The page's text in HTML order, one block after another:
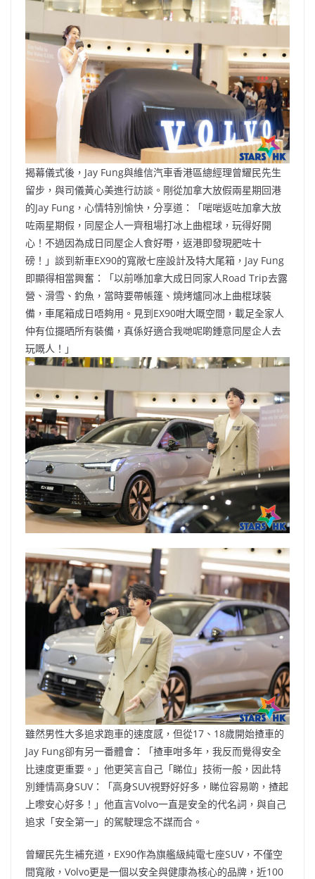
揭幕儀式後，Jay Fung與維信汽車香港區總經理曾耀民先生
留步，與司儀黃心美進行訪談。剛從加拿大放假兩星期回港
的Jay Fung，心情特別愉快，分享道：「啱啱返咗加拿大放
咗兩星期假，同屋企人一齊租場打冰上曲棍球，玩得好開
心！不過因為成日同屋企人食好嘢，返港即發現肥咗十
磅！」談到新車EX90的寬敞七座設計及特大尾箱，Jay Fung
即顯得相當興奮：「以前喺加拿大成日同家人Road Trip去露
營、滑雪、釣魚，當時要帶帳篷、燒烤爐同冰上曲棍球裝
備，車尾箱成日唔夠用。見到EX90咁大嘅空間，載足全家人
仲有位擺晒所有裝備，真係好適合我哋呢啲鍾意同屋企人去
玩嘅人！」
雖然男性大多追求跑車的速度感，但從17、18歲開始揸車的
Jay Fung卻有另一番體會：「揸車咁多年，我反而覺得安全
比速度更重要。」他更笑言自己「睇位」技術一般，因此特
別鍾情高身SUV：「高身SUV視野好好多，睇位容易啲，揸起
上嚟安心好多！」他直言Volvo一直是安全的代名詞，與自己
追求「安全第一」的駕駛理念不謀而合。
曾耀民先生補充道，EX90作為旗艦級純電七座SUV，不僅空
間寬敞，Volvo更是一個以安全與健康為核心的品牌，近100